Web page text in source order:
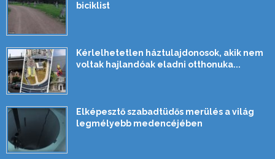
biciklist
Kérlelhetetlen háztulajdonosok, akik nem
voltak hajlandóak eladni otthonuka...
Elképesztő szabadtüdős merülés a világ
legmélyebb medencéjében